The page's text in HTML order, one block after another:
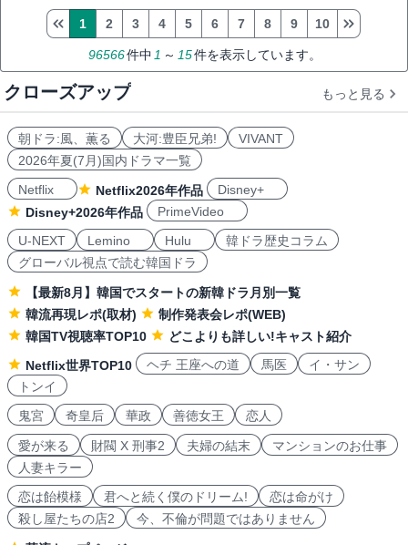
96566件中1 ～ 15件を表示しています。
1 2 3 4 5 6 7 8 9 10
クローズアップ もっと見る
朝ドラ:風、薫る 大河:豊臣兄弟!
VIVANT
2026年夏(7月)国内ドラマ一覧
Netflix
Netflix2026年作品
Disney+
Disney+2026年作品
PrimeVideo
U-NEXT
Lemino Hulu
韓ドラ歴史コラム
グローバル視点で読む韓国ドラ
【最新8月】韓国でスタートの新韓ドラ月別一覧
韓流再現レポ(取材)
制作発表会レポ(WEB)
韓国TV視聴率TOP10
どこよりも詳しい!キャスト紹介
Netflix世界TOP10
ヘチ 王座への道 馬医
イ・サン
トンイ
鬼宮
奇皇后 華政 善徳女王 恋人
愛が来る 財閥 X 刑事2 夫婦の結末
マンションのお仕事
人妻キラー
恋は飴模様
君へと続く僕のドリーム!
恋は命がけ
殺し屋たちの店2
今、不倫が問題ではありません